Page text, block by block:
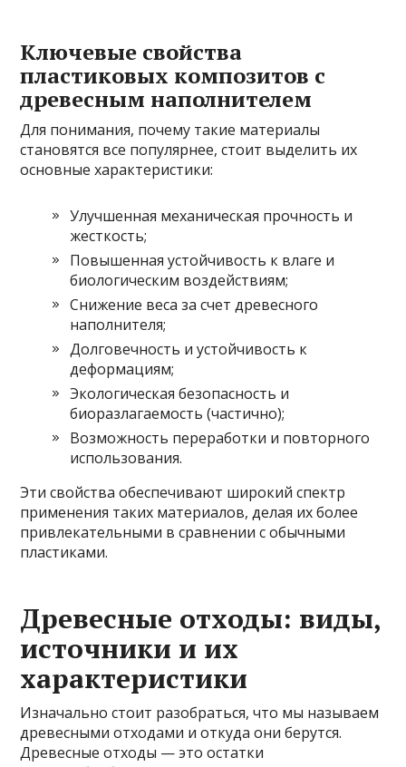
Ключевые свойства
пластиковых композитов с
древесным наполнителем
Для понимания, почему такие материалы
становятся все популярнее, стоит выделить их
основные характеристики:
Улучшенная механическая прочность и
жесткость;
Повышенная устойчивость к влаге и
биологическим воздействиям;
Снижение веса за счет древесного
наполнителя;
Долговечность и устойчивость к
деформациям;
Экологическая безопасность и
биоразлагаемость (частично);
Возможность переработки и повторного
использования.
Эти свойства обеспечивают широкий спектр
применения таких материалов, делая их более
привлекательными в сравнении с обычными
пластиками.
Древесные отходы: виды,
источники и их
характеристики
Изначально стоит разобраться, что мы называем
древесными отходами и откуда они берутся.
Древесные отходы — это остатки